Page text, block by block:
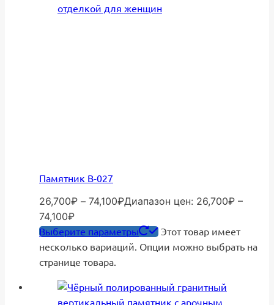
Памятник В-027
26,700₽ – 74,100₽Диапазон цен: 26,700₽ –
74,100₽
Выберите параметры
Этот товар имеет
несколько вариаций. Опции можно выбрать на
странице товара.